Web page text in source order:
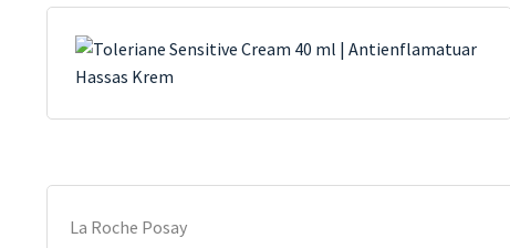
La Roche Posay